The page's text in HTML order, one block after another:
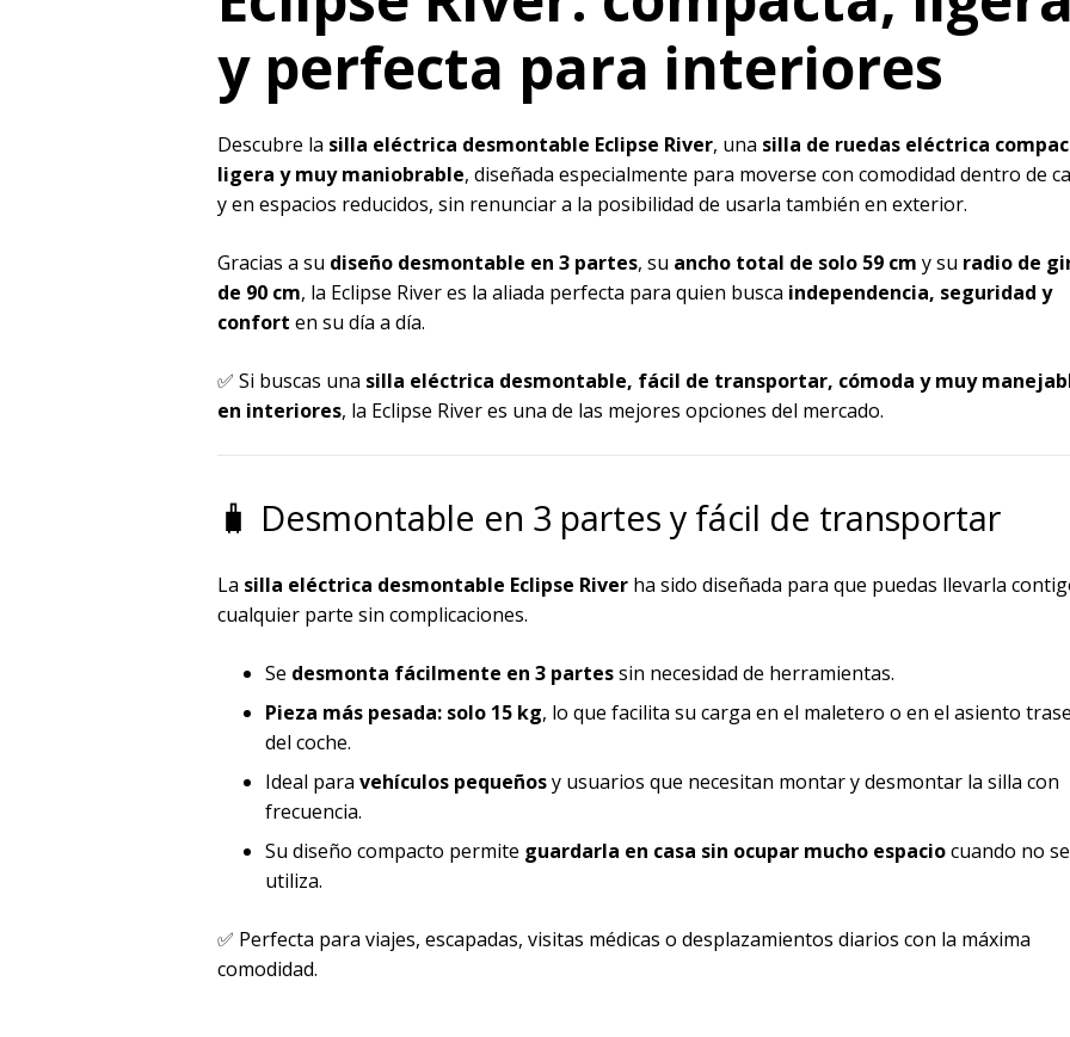
y perfecta para interiores
Descubre la silla eléctrica desmontable Eclipse River, una silla de ruedas eléctrica
ligera y muy maniobrable, diseñada especialmente para moverse con comodidad dentro de
y en espacios reducidos, sin renunciar a la posibilidad de usarla también en exterior.
Gracias a su diseño desmontable en 3 partes, su ancho total de solo 59 cm y su radio de
de 90 cm, la Eclipse River es la aliada perfecta para quien busca independencia, seguridad y
confort en su día a día.
✅ Si buscas una silla eléctrica desmontable, fácil de transportar, cómoda y muy
en interiores, la Eclipse River es una de las mejores opciones del mercado.
🧳 Desmontable en 3 partes y fácil de transportar
La silla eléctrica desmontable Eclipse River ha sido diseñada para que puedas llevarla
cualquier parte sin complicaciones.
Se desmonta fácilmente en 3 partessin necesidad de herramientas.
Pieza más pesada: solo 15 kg, lo que facilita su carga en el maletero o en el asiento
del coche.
Ideal para vehículos pequeñosy usuarios que necesitan montar y desmontar la silla con
frecuencia.
Su diseño compacto permite guardarla en casa sin ocupar mucho espaciocuando no se
utiliza.
✅ Perfecta para viajes, escapadas, visitas médicas o desplazamientos diarios con la máxima
comodidad.